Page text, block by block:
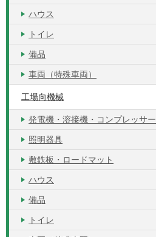
ハウス
トイレ
備品
車両（特殊車両）
工場向機械
発電機・溶接機・コンプレッサー
照明器具
敷鉄板・ロードマット
ハウス
備品
トイレ